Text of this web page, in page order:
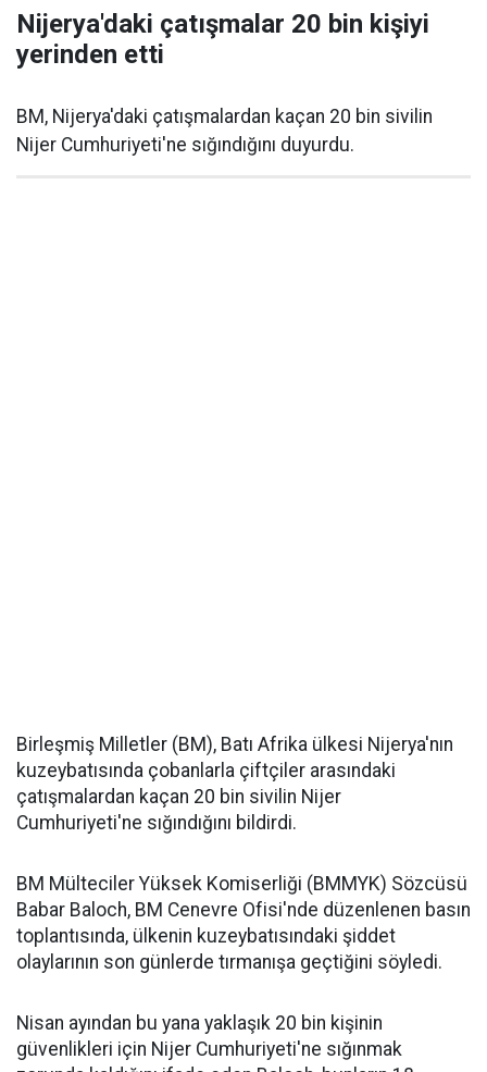
Nijerya'daki çatışmalar 20 bin kişiyi
yerinden etti
BM, Nijerya'daki çatışmalardan kaçan 20 bin sivilin
Nijer Cumhuriyeti'ne sığındığını duyurdu.
Birleşmiş Milletler (BM), Batı Afrika ülkesi Nijerya'nın
kuzeybatısında çobanlarla çiftçiler arasındaki
çatışmalardan kaçan 20 bin sivilin Nijer
Cumhuriyeti'ne sığındığını bildirdi.
BM Mülteciler Yüksek Komiserliği (BMMYK) Sözcüsü
Babar Baloch, BM Cenevre Ofisi'nde düzenlenen basın
toplantısında, ülkenin kuzeybatısındaki şiddet
olaylarının son günlerde tırmanışa geçtiğini söyledi.
Nisan ayından bu yana yaklaşık 20 bin kişinin
güvenlikleri için Nijer Cumhuriyeti'ne sığınmak